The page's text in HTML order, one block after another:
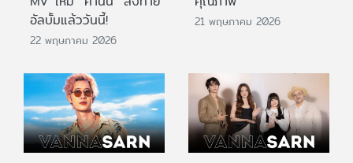
อัลบั้มแล้ววันนี้!
22 พฤษภาคม 2026
21 พฤษภาคม 2026